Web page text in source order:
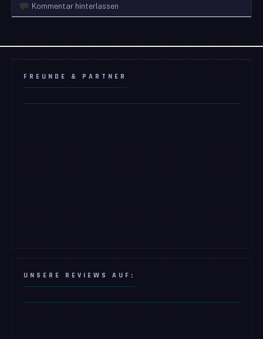
Kommentar hinterlassen
FREUNDE & PARTNER
UNSERE REVIEWS AUF: